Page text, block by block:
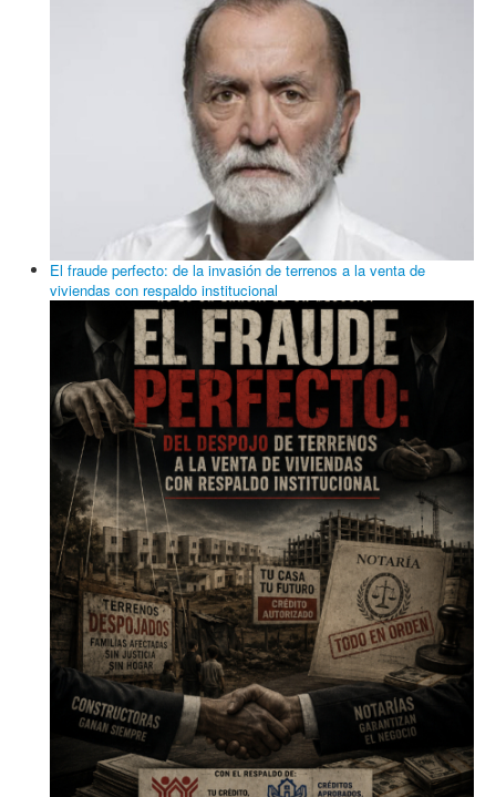
El fraude perfecto: de la invasión de terrenos a la venta de
viviendas con respaldo institucional